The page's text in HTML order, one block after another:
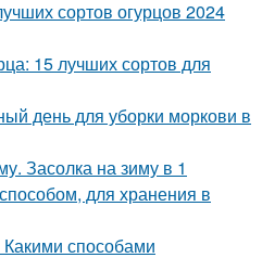
сортов огурцов 2024
15 лучших сортов для
день для уборки моркови в
Засолка на зиму в 1
для хранения в
Какими способами